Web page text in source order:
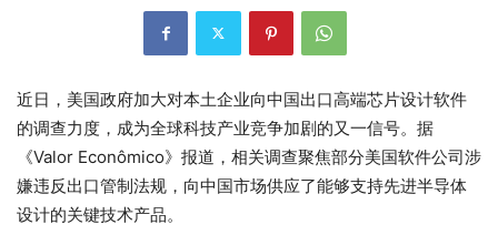
近日，美国政府加大对本土企业向中国出口高端芯片设计软件
的调查力度，成为全球科技产业竞争加剧的又一信号。据
《Valor Econômico》报道，相关调查聚焦部分美国软件公司涉
嫌违反出口管制法规，向中国市场供应了能够支持先进半导体
设计的关键技术产品。